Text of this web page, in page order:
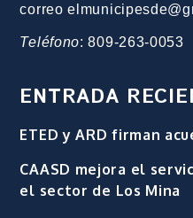
correo
Teléfono: 809-263-0053
ENTRADA
ETED y ARD firman
CAASD mejora el
el sector de Los Mina